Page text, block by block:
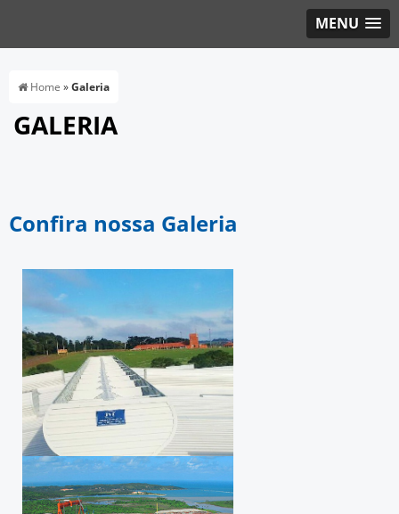
MENU
Home »Galeria
GALERIA
Confira nossa Galeria